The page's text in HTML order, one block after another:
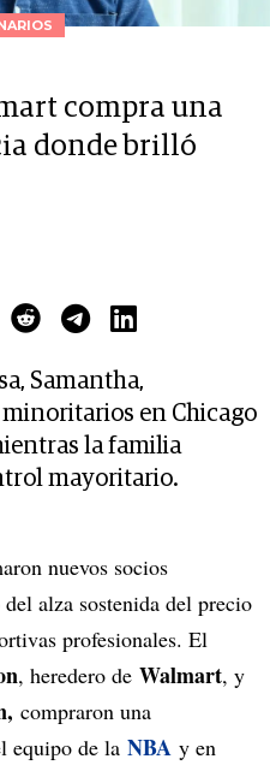
compra una
donde brilló
Samantha,
en Chicago
la familia
mayoritario.
nuevos socios
alza sostenida del precio
profesionales. El
, heredero de Walmart, y
compraron una
equipo de la NBA y en